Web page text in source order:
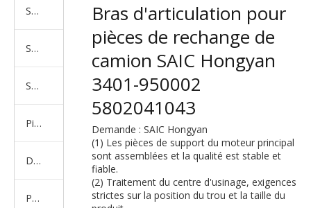
Série de camions Dongfeng
Série de camions North Benz Beiben
Série de camions américains, européens et japonais
Pièces de rechange de machines d'ingénierie de camion minier
D'autres séries de camions
Produits d'essieux
Bras d'articulation pour
pièces de rechange de
camion SAIC Hongyan
3401-950002
5802041043
Demande : SAIC Hongyan
(1) Les pièces de support du moteur principal
sont assemblées et la qualité est stable et
fiable.
(2) Traitement du centre d'usinage, exigences
strictes sur la position du trou et la taille du